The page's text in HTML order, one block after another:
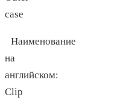
case
Наименование
на
английском:
Clip